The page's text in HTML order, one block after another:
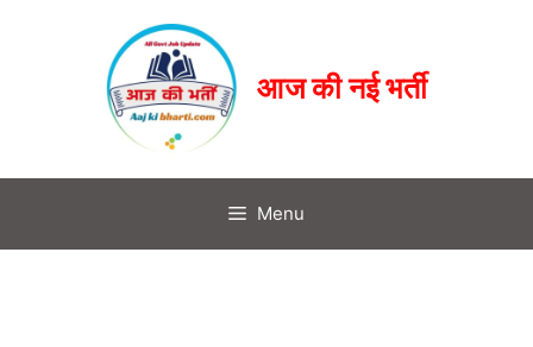
आज की नई भर्ती
Menu